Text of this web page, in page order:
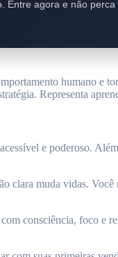
Entre agora e não
humano e
Representa
e poderoso.
muda vidas.
consciência, foco e